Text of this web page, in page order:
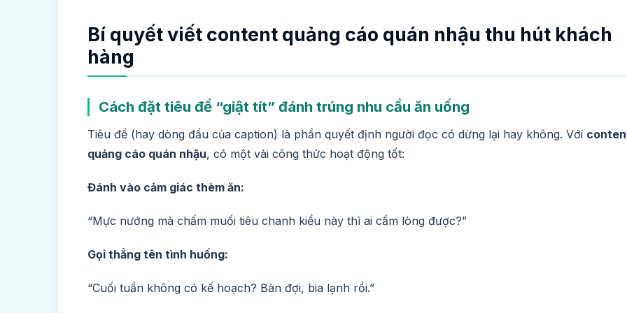
Bí quyết viết content quảng cáo quán nhậu thu hút khách
hàng
Cách đặt tiêu đề “giật tít” đánh trúng nhu cầu ăn uống
Tiêu đề (hay dòng đầu của caption) là phần quyết định người đọc có dừng lại hay không. Với
quảng cáo quán nhậu, có một vài công thức hoạt động tốt:
Đánh vào cảm giác thèm ăn:
“Mực nướng mà chấm muối tiêu chanh kiểu này thì ai cầm lòng được?”
Gọi thẳng tên tình huống:
“Cuối tuần không có kế hoạch? Bàn đợi, bia lạnh rồi.”